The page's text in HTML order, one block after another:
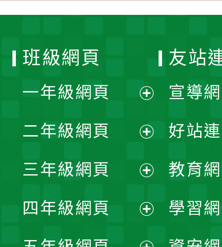
班級網頁
一年級網頁
開
選
單
二年級網頁
開
選
單
三年級網頁
開
四年級網頁
友站
宣導
好站
教育
學習